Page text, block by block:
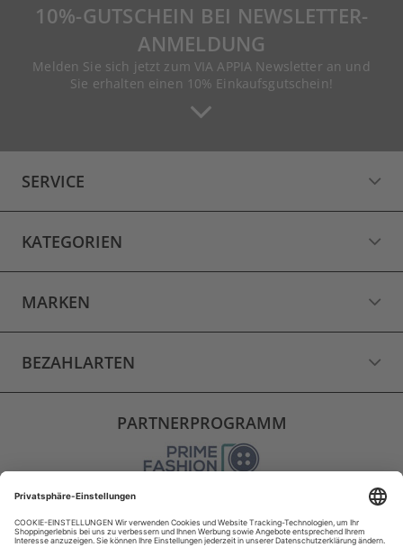
10%-GUTSCHEIN BEI NEWSLETTER-
ANMELDUNG
Melden Sie sich jetzt zum VIA APPIA Newsletter an und
Sie erhalten einen 10% Einkaufsgutschein!
SERVICE
KATEGORIEN
MARKEN
BEZAHLARTEN
PARTNERPROGRAMM